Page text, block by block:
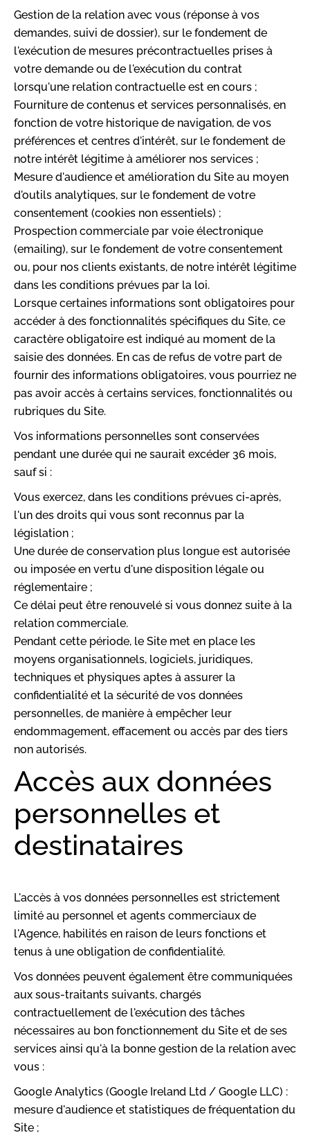
Gestion de la relation avec vous (réponse à vos
demandes, suivi de dossier), sur le fondement de
l'exécution de mesures précontractuelles prises à
votre demande ou de l'exécution du contrat
lorsqu'une relation contractuelle est en cours ;
Fourniture de contenus et services personnalisés, en
fonction de votre historique de navigation, de vos
préférences et centres d'intérêt, sur le fondement de
notre intérêt légitime à améliorer nos services ;
Mesure d'audience et amélioration du Site au moyen
d'outils analytiques, sur le fondement de votre
consentement (cookies non essentiels) ;
Prospection commerciale par voie électronique
(emailing), sur le fondement de votre consentement
ou, pour nos clients existants, de notre intérêt légitime
dans les conditions prévues par la loi.
Lorsque certaines informations sont obligatoires pour
accéder à des fonctionnalités spécifiques du Site, ce
caractère obligatoire est indiqué au moment de la
saisie des données. En cas de refus de votre part de
fournir des informations obligatoires, vous pourriez ne
pas avoir accès à certains services, fonctionnalités ou
rubriques du Site.
Vos informations personnelles sont conservées
pendant une durée qui ne saurait excéder 36 mois,
sauf si :
Vous exercez, dans les conditions prévues ci-après,
l'un des droits qui vous sont reconnus par la
législation ;
Une durée de conservation plus longue est autorisée
ou imposée en vertu d'une disposition légale ou
réglementaire ;
Ce délai peut être renouvelé si vous donnez suite à la
relation commerciale.
Pendant cette période, le Site met en place les
moyens organisationnels, logiciels, juridiques,
techniques et physiques aptes à assurer la
confidentialité et la sécurité de vos données
personnelles, de manière à empêcher leur
endommagement, effacement ou accès par des tiers
non autorisés.
Accès aux données
personnelles et
destinataires
L'accès à vos données personnelles est strictement
limité au personnel et agents commerciaux de
l'Agence, habilités en raison de leurs fonctions et
tenus à une obligation de confidentialité.
Vos données peuvent également être communiquées
aux sous-traitants suivants, chargés
contractuellement de l'exécution des tâches
nécessaires au bon fonctionnement du Site et de ses
services ainsi qu'à la bonne gestion de la relation avec
vous :
Google Analytics (Google Ireland Ltd / Google LLC) :
mesure d'audience et statistiques de fréquentation du
Site ;